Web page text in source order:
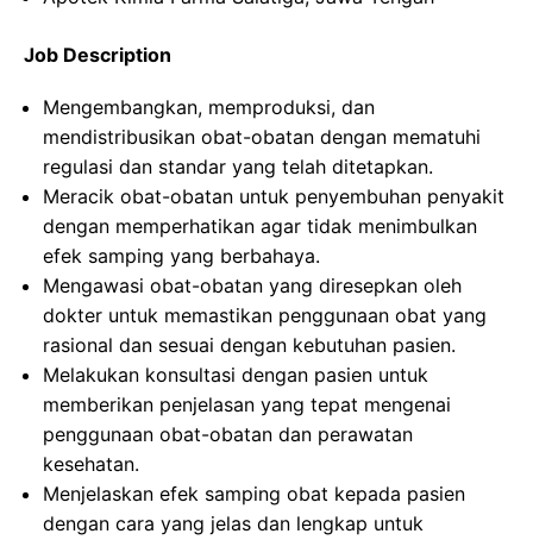
Job Description
Mengembangkan, memproduksi, dan
mendistribusikan obat-obatan dengan mematuhi
regulasi dan standar yang telah ditetapkan.
Meracik obat-obatan untuk penyembuhan penyakit
dengan memperhatikan agar tidak menimbulkan
efek samping yang berbahaya.
Mengawasi obat-obatan yang diresepkan oleh
dokter untuk memastikan penggunaan obat yang
rasional dan sesuai dengan kebutuhan pasien.
Melakukan konsultasi dengan pasien untuk
memberikan penjelasan yang tepat mengenai
penggunaan obat-obatan dan perawatan
kesehatan.
Menjelaskan efek samping obat kepada pasien
dengan cara yang jelas dan lengkap untuk